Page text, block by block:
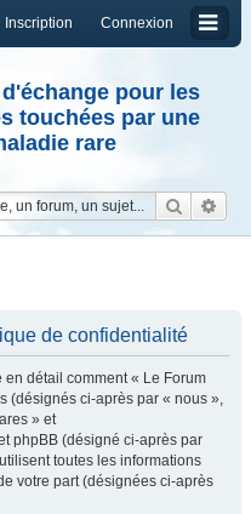
Connexion
Inscription
pour les
touchées par une
rare
de confidentialité
détail comment « Le Forum
(désignés ci-après par « nous »,
» et
phpBB (désigné ci-après par
toutes les informations
votre part (désignées ci-après